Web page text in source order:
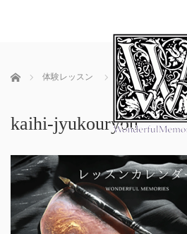
ホーム 体験レッスン kaihi-jyukouryou
kaihi-jyukouryou